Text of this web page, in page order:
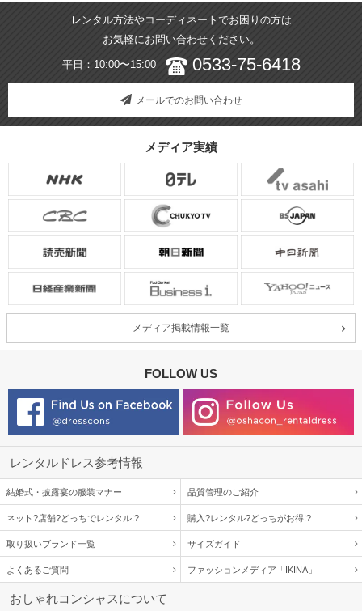
レンタル方法やコーディネートでお困りの方は
お気軽にお問い合わせください。
平日：10:00〜15:00 0533-75-6418
メールでのお問い合わせ
メディア実績
メディア掲載情報一覧
FOLLOW US
レンタルドレス参考情報
結婚式・披露宴の服装マナー 品質管理のご紹介
ネット?店舗?どっちでレンタル!? 購入?レンタル?どっちがお得!?
取り扱いブランド一覧 サイズガイド
よくあるご質問 ファッションメディア「IKINA」
おしゃれコンシャスについて